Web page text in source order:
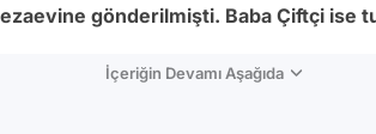
gönderilmişti. Baba Çiftçi ise
İçeriğin Devamı Aşağıda